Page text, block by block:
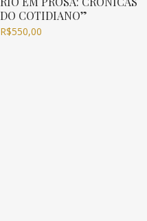
DO COTIDIANO”
R$550,00